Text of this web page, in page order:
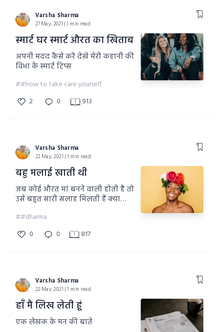
Varsha Sharma
27 May, 2021 | 1 min read
स्मार्ट घर स्मार्ट औरत का खिताब
अपनी मदद कैसे करें देखें मेरी कहानी की
विभा के स्मार्ट टिप्स
##how to take care yourself
2
0 913
Varsha Sharma
22 May, 2021 | 1 min read
बहु मलाई खाती थी
जब कोई औरत मां बनने वाली होती है तो
उसे बहुत सारी सलाह मिलती हैं क्या
##dharma
0
0 817
Varsha Sharma
22 May, 2021 | 1 min read
हाँ मै लिख लेती हूं
एक लेखक के मन की बातें